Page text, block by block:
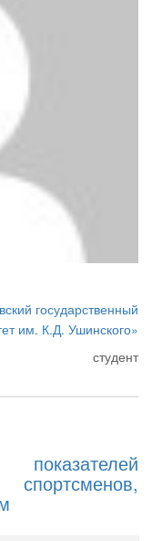
государственный
им. К.Д. Ушинского»
студент